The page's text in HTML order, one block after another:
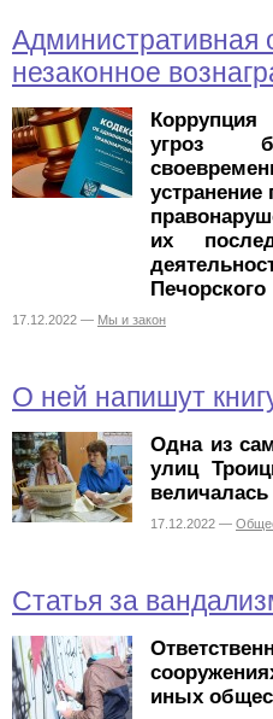
Административная
незаконное
угроз
их
Печорского
17.12.2022 — Мы и закон
О ней напишут
Одна из
улиц
17.12.2022 —
Статья за
иных